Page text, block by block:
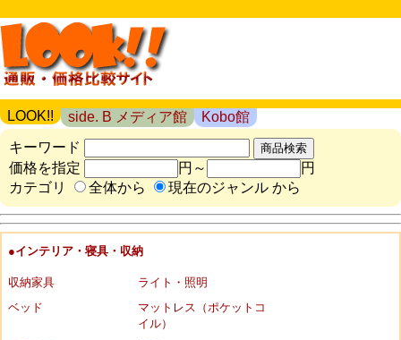
LOOK!! side. B メディア館
Kobo館
キーワード
価格を指定
円～
円
カテゴリ
全体から 現在のジャンル から
●インテリア・寝具・収納
収納家具
ライト・照明
ベッド
マットレス（ポケットコ
イル）